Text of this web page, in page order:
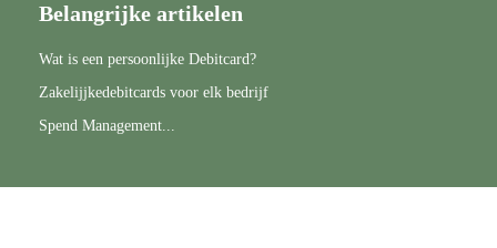
Belangrijke artikelen
Wat is een persoonlijke Debitcard?
Zakelijjkedebitcards voor elk bedrijf
Spend Management...